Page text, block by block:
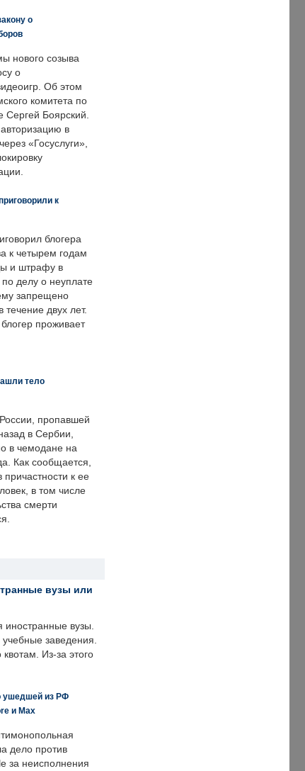
о
нового созыва
о
Об этом
комитета по
Сергей Боярский.
в
«Госуслуги»,
к
блогера
к четырем годам
и штрафу в
делу о неуплате
запрещено
течение двух лет.
проживает
тело
пропавшей
в Сербии,
в чемодане на
Как сообщается,
к ее
в том числе
смерти
вузы или
иностранные вузы.
учебные заведения.
Из-за этого
ушедшей из РФ
и Max
дело против
за неисполнения